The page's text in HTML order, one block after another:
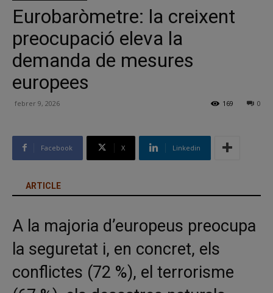
Eurobaròmetre: la creixent
preocupació eleva la
demanda de mesures
europees
febrer 9, 2026 0
169
Facebook X Linkedin
ARTICLE
A la majoria d’europeus preocupa
la seguretat i, en concret, els
conflictes (72 %), el terrorisme